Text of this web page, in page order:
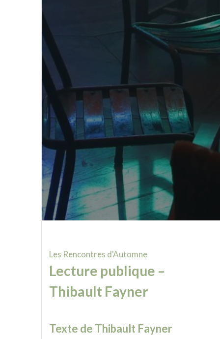
Les Rencontres d'Automne
Lecture publique –
Thibault Fayner
Texte de Thibault Fayner